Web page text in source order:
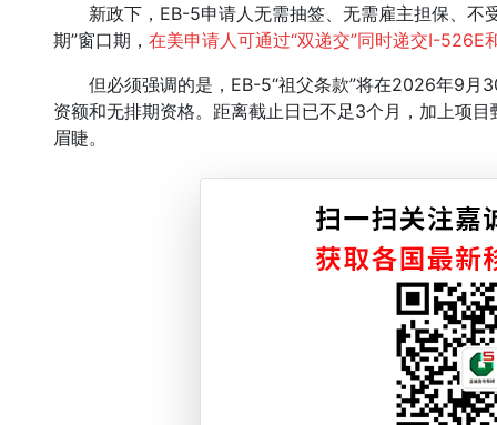
新政下，EB-5申请人无需抽签、无需雇主担保、不
期”窗口期， 在美申请人可通过“双递交”同时递交I-
但必须强调的是，EB-5“祖父条款”将在2026年9月
资额和无排期资格。距离截止日已不足3个月，加上项
眉睫。